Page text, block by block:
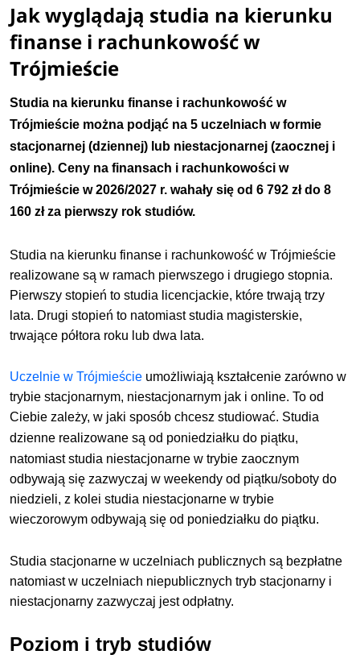
Jak wyglądają studia na kierunku
finanse i rachunkowość w
Trójmieście
Studia na kierunku finanse i rachunkowość w
Trójmieście można podjąć na 5 uczelniach w formie
stacjonarnej (dziennej) lub niestacjonarnej (zaocznej i
online). Ceny na finansach i rachunkowości w
Trójmieście w 2026/2027 r. wahały się od 6 792 zł do 8
160 zł za pierwszy rok studiów.
Studia na kierunku finanse i rachunkowość w Trójmieście
realizowane są w ramach pierwszego i drugiego stopnia.
Pierwszy stopień to studia licencjackie, które trwają trzy
lata. Drugi stopień to natomiast studia magisterskie,
trwające półtora roku lub dwa lata.
Uczelnie w Trójmieście umożliwiają kształcenie zarówno w
trybie stacjonarnym, niestacjonarnym jak i online. To od
Ciebie zależy, w jaki sposób chcesz studiować. Studia
dzienne realizowane są od poniedziałku do piątku,
natomiast studia niestacjonarne w trybie zaocznym
odbywają się zazwyczaj w weekendy od piątku/soboty do
niedzieli, z kolei studia niestacjonarne w trybie
wieczorowym odbywają się od poniedziałku do piątku.
Studia stacjonarne w uczelniach publicznych są bezpłatne
natomiast w uczelniach niepublicznych tryb stacjonarny i
niestacjonarny zazwyczaj jest odpłatny.
Poziom i tryb studiów